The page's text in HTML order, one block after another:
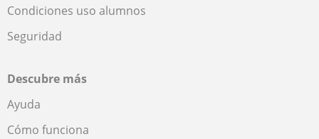
Condiciones uso alumnos
Seguridad
Descubre más
Ayuda
Cómo funciona